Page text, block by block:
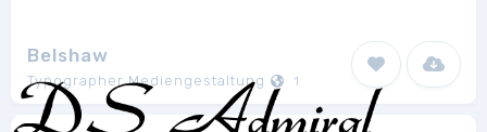
Belshaw
Typographer Mediengestaltung 1